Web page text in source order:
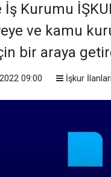
Kurumu
ve kamu
bir araya
09:00 İşkur İlanları